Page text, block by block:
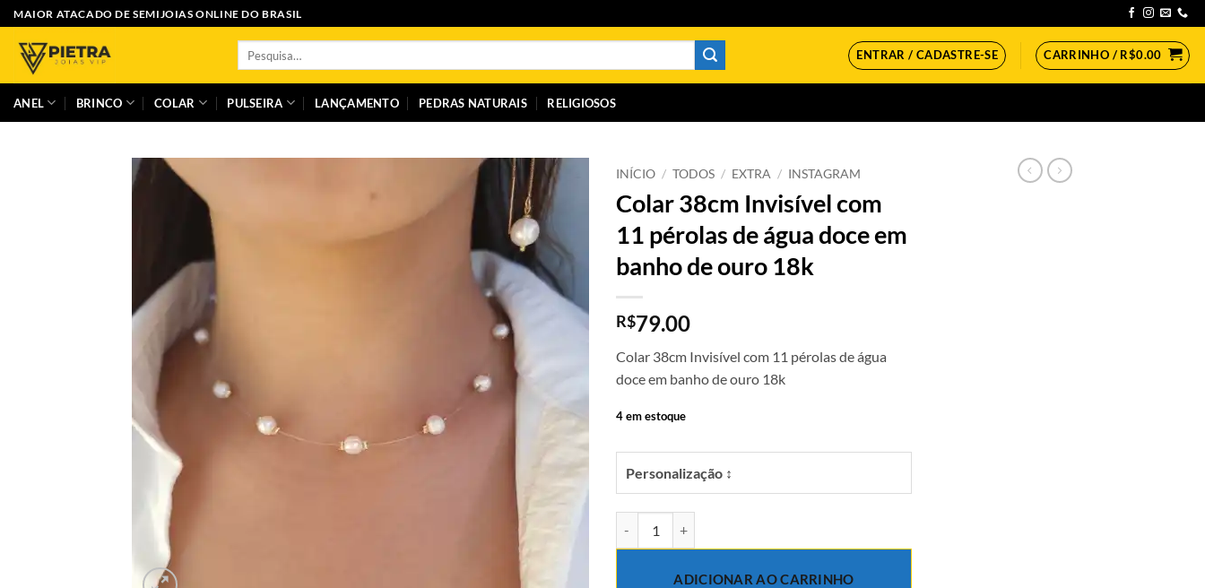
Skip
to
content
MAIOR ATACADO DE SEMIJOIAS ONLINE DO BRASIL
ENTRAR / CADASTRE-SE CARRINHO / R$0.00
ANEL BRINCO COLAR PULSEIRA LANÇAMENTO PEDRAS NATURAIS RELIGIOSOS
INÍCIO / TODOS / EXTRA / INSTAGRAM
Colar 38cm Invisível com
11 pérolas de água doce em
banho de ouro 18k
R$79.00
Colar 38cm Invisível com 11 pérolas de água
doce em banho de ouro 18k
4 em estoque
Personalização ↕
ADICIONAR AO CARRINHO